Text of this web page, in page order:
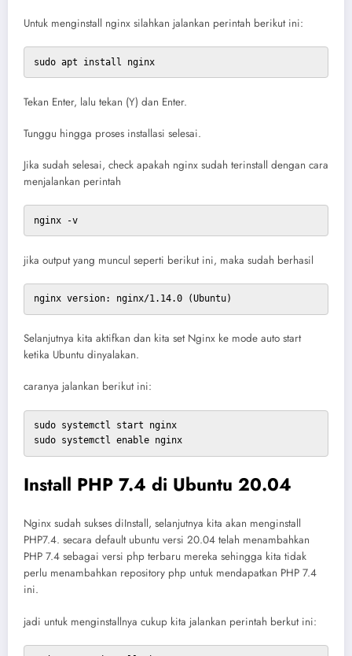
Untuk menginstall nginx silahkan jalankan perintah berikut ini:
sudo apt install nginx
Tekan Enter, lalu tekan (Y) dan Enter.
Tunggu hingga proses installasi selesai.
Jika sudah selesai, check apakah nginx sudah terinstall dengan cara
menjalankan perintah
nginx -v
jika output yang muncul seperti berikut ini, maka sudah berhasil
nginx version: nginx/1.14.0 (Ubuntu)
Selanjutnya kita aktifkan dan kita set Nginx ke mode auto start
ketika Ubuntu dinyalakan.
caranya jalankan berikut ini:
sudo systemctl start nginx
sudo systemctl enable nginx
Install PHP 7.4 di Ubuntu 20.04
Nginx sudah sukses diInstall, selanjutnya kita akan menginstall
PHP7.4. secara default ubuntu versi 20.04 telah menambahkan
PHP 7.4 sebagai versi php terbaru mereka sehingga kita tidak
perlu menambahkan repository php untuk mendapatkan PHP 7.4
ini.
jadi untuk menginstallnya cukup kita jalankan perintah berkut ini: